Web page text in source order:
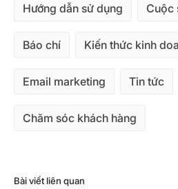
Hướng dẫn sử dụng Cuộc
Báo chí Kiến thức kinh
Email marketing Tin tức
Chăm sóc khách hàng
Bài viết liên quan